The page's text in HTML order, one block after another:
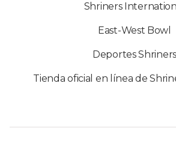
Shriners
East-West Bowl
Deportes Shriners
Tienda oficial en línea de